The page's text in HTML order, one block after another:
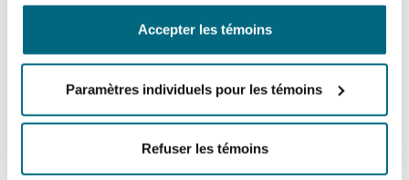
Accepter les témoins
Paramètres individuels pour les témoins
Refuser les témoins
Satellites et espace
Responsabilité du fabricant
produits
Bator
York
County
The St Botolph Building
Régions couvertes